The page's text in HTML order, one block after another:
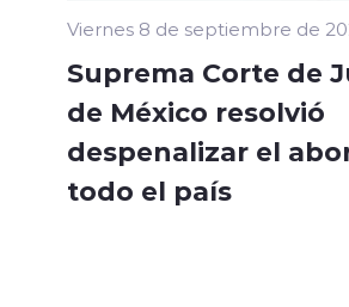
Viernes 8 de septiembre de
Suprema Corte de
de México resolvió
despenalizar el
todo el país